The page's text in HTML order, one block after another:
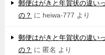
郵便はがきと年賀状の違い
の？ に heiwa-777 より
郵便はがきと年賀状の違い
の？ に 匿名 より